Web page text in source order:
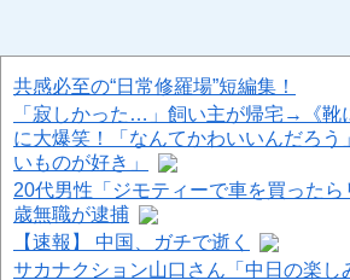
共感必至の“日常修羅場”短編集！
「寂しかった…」飼い主が帰宅→《靴
に大爆笑！「なんてかわいいんだろう
いものが好き」
20代男性「ジモティーで車を買った
歳無職が逮捕
【速報】 中国、ガチで逝く
サカナクション山口さん「中日の楽し